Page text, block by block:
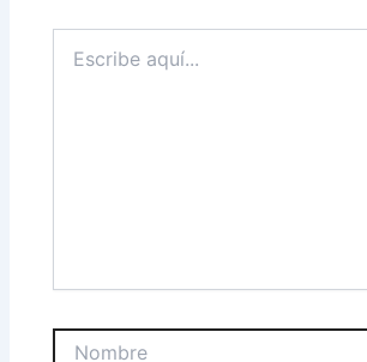
aquí...